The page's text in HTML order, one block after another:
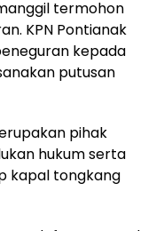
termohon
KPN Pontianak
kepada
putusan
pihak
hukum serta
kapal tongkang